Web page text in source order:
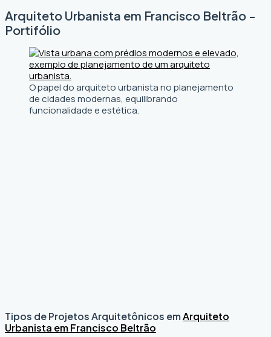
Arquiteto Urbanista em Francisco Beltrão -
Portifólio
O papel do arquiteto urbanista no planejamento
de cidades modernas, equilibrando
funcionalidade e estética.
Tipos de Projetos Arquitetônicos emArquiteto
Urbanista em Francisco Beltrão